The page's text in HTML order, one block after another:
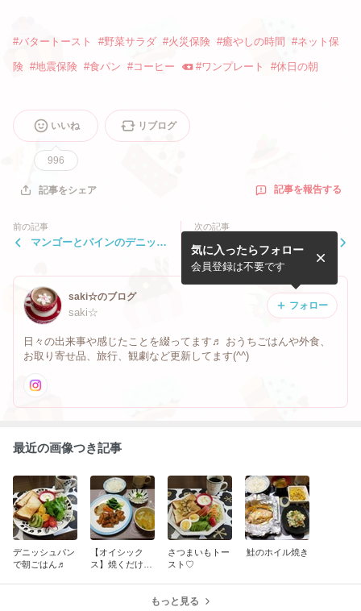
#バタートースト #野菜サラダ #火災保険 #癒やしの時間 #ネット保
険 #地震保険 #食パン #コーヒー #ワンプレート #休日の朝
いいね
996
リブログ
記事をシェア 記事を報告する
前の記事
マンゴーとパインのデニッシ
次の記事
saki☆のブログ
saki☆
日々の出来事や感じたことを綴ってます♬ おうちごはんや外食、
お取り寄せ品、旅行、観劇など更新してます(^^)
気に入ったらフォロー
会員登録は不要です
フォロー
最近の画像つき記事
デニッシュパン
で朝ごはん♬
【オイシック
ス】焼くだけで
さつまいもトー
スト♡
鮭のホイル焼き
もっと見る